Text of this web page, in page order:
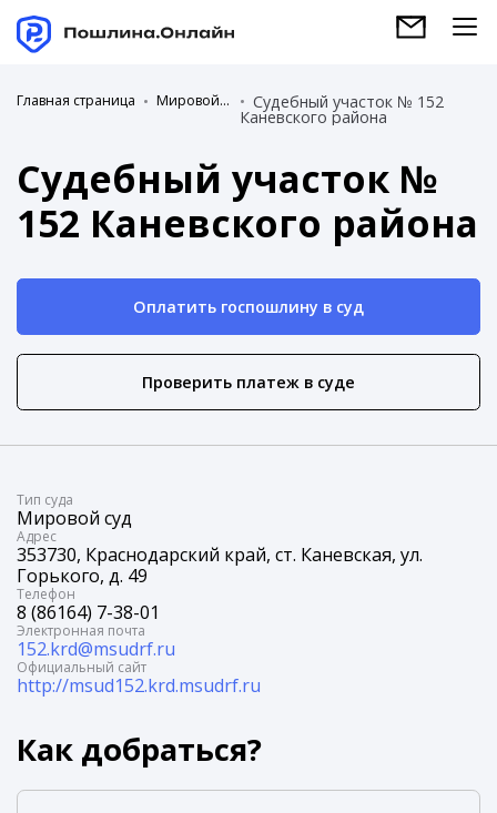
Главная страница Мировой суд Судебный участок № 152
Каневского района
Судебный участок №
152 Каневского района
Оплатить госпошлину в суд
Проверить платеж в суде
Tип суда
Мировой суд
Адрес
353730, Краснодарский край, ст. Каневская, ул.
Горького, д. 49
Телефон
8 (86164) 7-38-01
Электронная почта
152.krd@msudrf.ru
Официальный сайт
http://msud152.krd.msudrf.ru
Как добраться?